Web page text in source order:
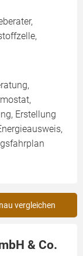
Erstellung
vergleichen
& Co.